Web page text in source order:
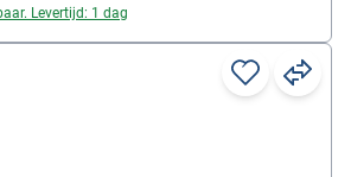
Levertijd: 1 dag